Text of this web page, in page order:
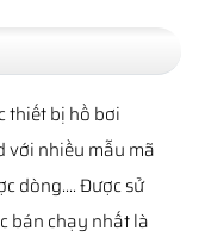
thiết bị hồ bơi
với nhiều mẫu mã
dòng.... Được sử
bán chạy nhất là